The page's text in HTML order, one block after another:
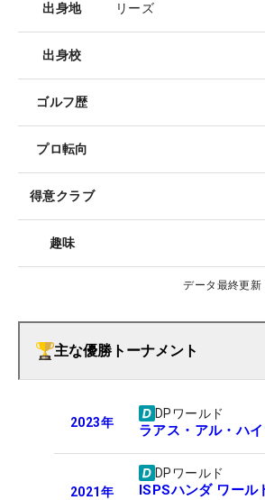
出身地 リーズ
出身校
ゴルフ歴
プロ転向
得意クラブ
趣味
データ最終更新
主な優勝トーナメント
2023年
DPワールド
ラアス・アル・ハ
2021年
DPワールド
ISPSハンダ ワール